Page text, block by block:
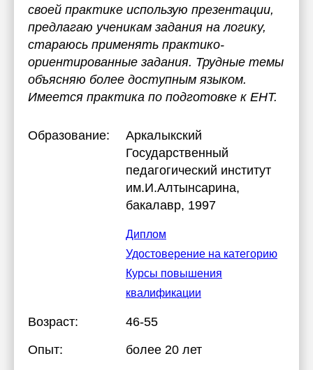
своей практике использую презентации,
предлагаю ученикам задания на логику,
стараюсь применять практико-
ориентированные задания. Трудные темы
объясняю более доступным языком.
Имеется практика по подготовке к ЕНТ.
Образование:
Аркалыкский
Государственный
педагогический институт
им.И.Алтынсарина,
бакалавр, 1997
Диплом
Удостоверение на категорию
Курсы повышения
квалификации
Возраст:
46-55
Опыт:
более 20 лет